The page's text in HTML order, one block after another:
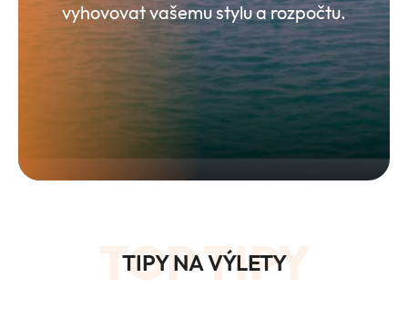
vyhovovat vašemu stylu a rozpočtu.
TOP TIPY
TIPY NA VÝLETY